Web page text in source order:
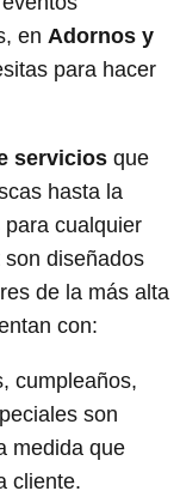
en Adornos y
para hacer
servicios que
hasta la
cualquier
diseñados
de la más alta
con:
cumpleaños,
son
medida que
cliente.